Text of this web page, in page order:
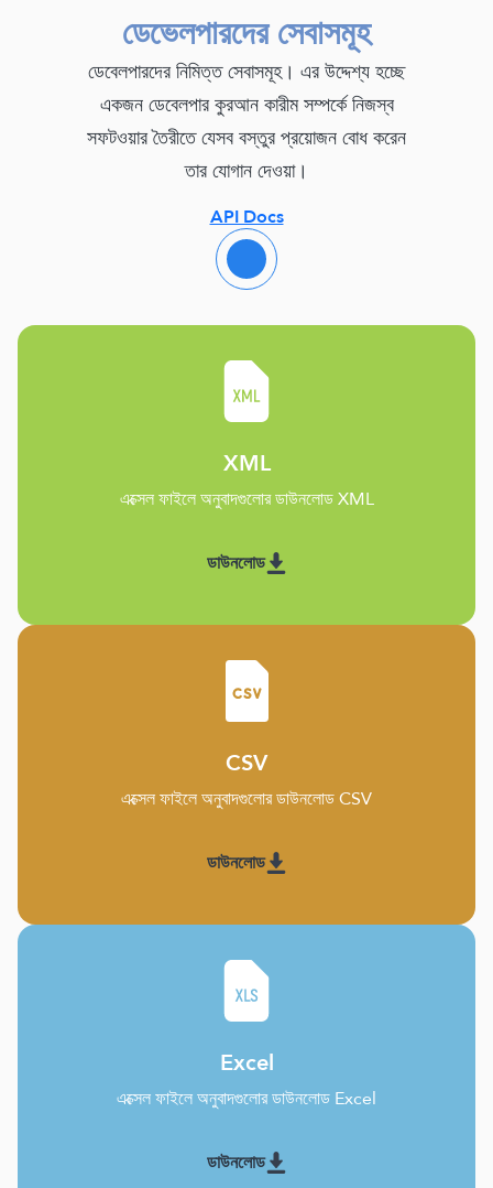
ডেভেলপারদের সেবাসমূহ
ডেবেলপারদের নিমিত্ত সেবাসমূহ। এর উদ্দেশ্য হচ্ছে
একজন ডেবেলপার কুরআন কারীম সম্পর্কে নিজস্ব
সফটওয়ার তৈরীতে যেসব বস্তুর প্রয়োজন বোধ করেন
তার যোগান দেওয়া।
API Docs
XML
এক্সেল ফাইলে অনুবাদগুলোর ডাউনলোড XML
ডাউনলোড
CSV
এক্সেল ফাইলে অনুবাদগুলোর ডাউনলোড CSV
ডাউনলোড
Excel
এক্সেল ফাইলে অনুবাদগুলোর ডাউনলোড Excel
ডাউনলোড